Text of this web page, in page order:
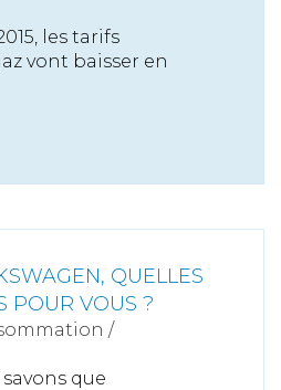
les tarifs
vont baisser en
QUELLES
POUR VOUS ?
/
que